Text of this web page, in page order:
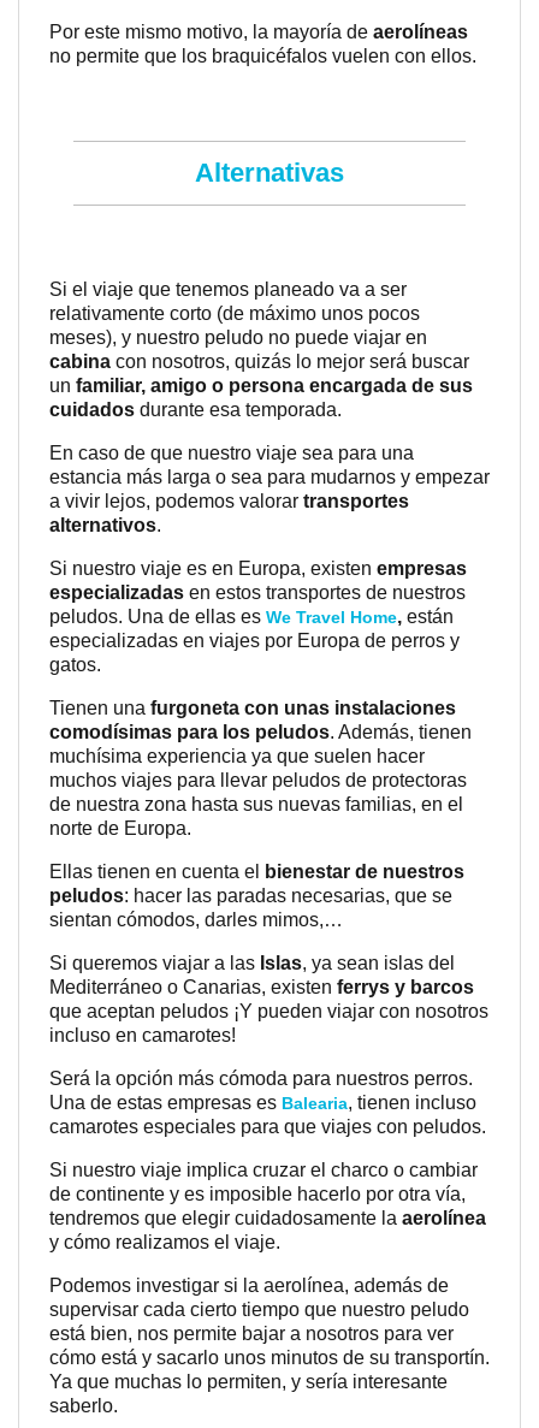
Por este mismo motivo, la mayoría de aerolíneas
no permite que los braquicéfalos vuelen con ellos.
Alternativas
Si el viaje que tenemos planeado va a ser
relativamente corto (de máximo unos pocos
meses), y nuestro peludo no puede viajar en
cabina con nosotros, quizás lo mejor será buscar
un familiar, amigo o persona encargada de sus
cuidados durante esa temporada.
En caso de que nuestro viaje sea para una
estancia más larga o sea para mudarnos y empezar
a vivir lejos, podemos valorar transportes
alternativos.
Si nuestro viaje es en Europa, existen empresas
especializadas en estos transportes de nuestros
peludos. Una de ellas es We Travel Home, están
especializadas en viajes por Europa de perros y
gatos.
Tienen una furgoneta con unas instalaciones
comodísimas para los peludos. Además, tienen
muchísima experiencia ya que suelen hacer
muchos viajes para llevar peludos de protectoras
de nuestra zona hasta sus nuevas familias, en el
norte de Europa.
Ellas tienen en cuenta el
bienestar de nuestros
peludos: hacer las paradas necesarias, que se
sientan cómodos, darles mimos,…
Si queremos viajar a las Islas, ya sean islas del
Mediterráneo o Canarias, existen ferrys y barcos
que aceptan peludos ¡Y pueden viajar con nosotros
incluso en camarotes!
Será la opción más cómoda para nuestros perros.
Una de estas empresas es Balearia, tienen incluso
camarotes especiales para que viajes con peludos.
Si nuestro viaje implica cruzar el charco o cambiar
de continente y es imposible hacerlo por otra vía,
tendremos que elegir cuidadosamente la aerolínea
y cómo realizamos el viaje.
Podemos investigar si la aerolínea, además de
supervisar cada cierto tiempo que nuestro peludo
está bien, nos permite bajar a nosotros para ver
cómo está y sacarlo unos minutos de su transportín.
Ya que muchas lo permiten, y sería interesante
saberlo.